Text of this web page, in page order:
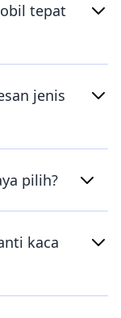
tepat
jenis
pilih?
kaca